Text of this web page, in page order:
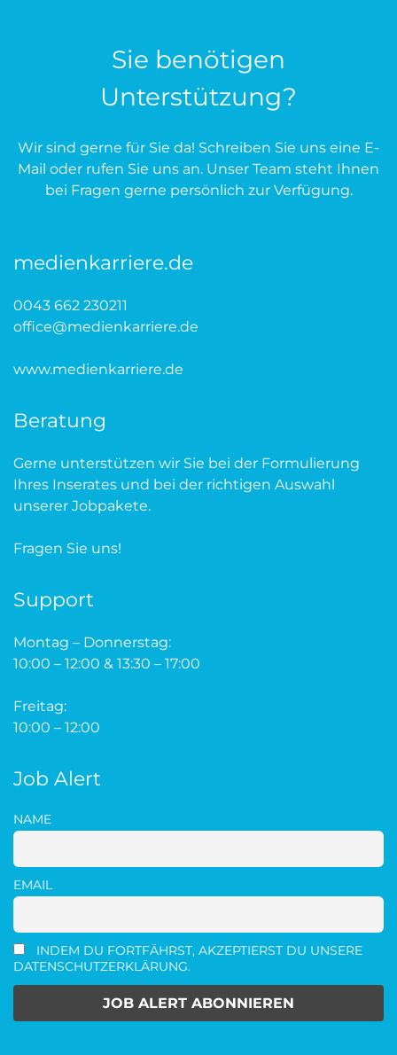
Sie benötigen
Unterstützung?
Wir sind gerne für Sie da! Schreiben Sie uns eine E-
Mail oder rufen Sie uns an. Unser Team steht Ihnen
bei Fragen gerne persönlich zur Verfügung.
medienkarriere.de
0043 662 230211
office@medienkarriere.de
www.medienkarriere.de
Beratung
Gerne unterstützen wir Sie bei der Formulierung
Ihres Inserates und bei der richtigen Auswahl
unserer Jobpakete.
Fragen Sie uns!
Support
Montag – Donnerstag:
10:00 – 12:00 & 13:30 – 17:00
Freitag:
10:00 – 12:00
Job Alert
NAME
EMAIL
INDEM DU FORTFÄHRST, AKZEPTIERST DU UNSERE
DATENSCHUTZERKLÄRUNG.